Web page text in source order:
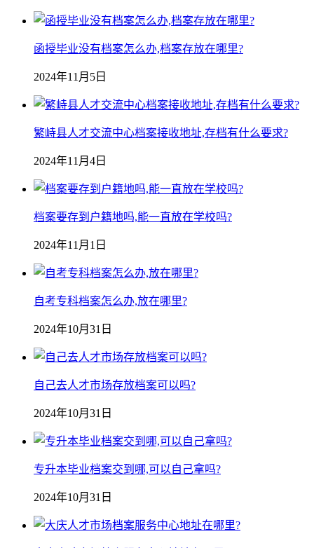
函授毕业没有档案怎么办,档案存放在哪里?
2024年11月5日
繁峙县人才交流中心档案接收地址,存档有什么要求?
2024年11月4日
档案要存到户籍地吗,能一直放在学校吗?
2024年11月1日
自考专科档案怎么办,放在哪里?
2024年10月31日
自己去人才市场存放档案可以吗?
2024年10月31日
专升本毕业档案交到哪,可以自己拿吗?
2024年10月31日